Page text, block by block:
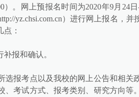
）。网上预报名时间为2020年9月24
yz.chsi.com.cn）进行网上报名，并
：
报和确认。
选报考点以及我校的网上公告和相关
考试方式、报考类别、研究方向等